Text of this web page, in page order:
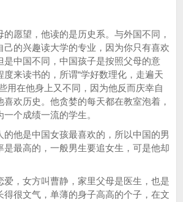
的愿望，他读的是历史系。与外国不同，
己的兴趣读大学的专业，因为你只有喜欢
是中国不同，中国孩子是按照父母的意
度来读书的，所谓“学好数理化，走遍天
用在他身上又不同，因为他反而庆幸自
欢历史。他贪婪的每天都在教室泡着，
个成绩一流的学生。
的他是中国女孩最喜欢的，所以中国的男
是最高的，一般男生要追女生，可是他却
爱，女方叫曹静，家里父母是医生，也是
得很文气，单薄的身子高高的个子，在文